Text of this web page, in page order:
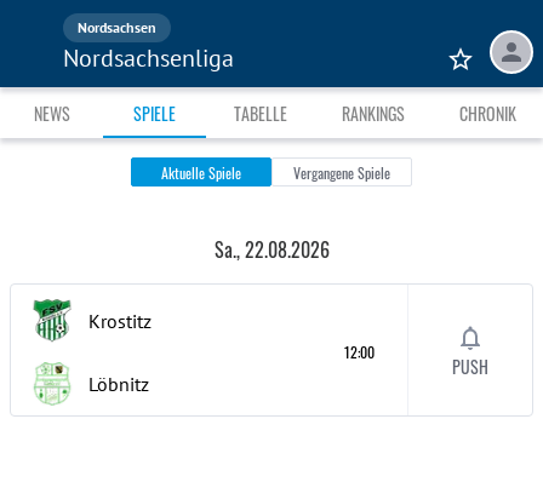
Nordsachsen
Nordsachsenliga
NEWS SPIELE TABELLE RANKINGS CHRONIK
Aktuelle Spiele Vergangene Spiele
Sa., 22.08.2026
Krostitz
Löbnitz
12:00
PUSH